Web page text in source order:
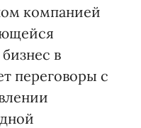
компанией
в
переговоры с